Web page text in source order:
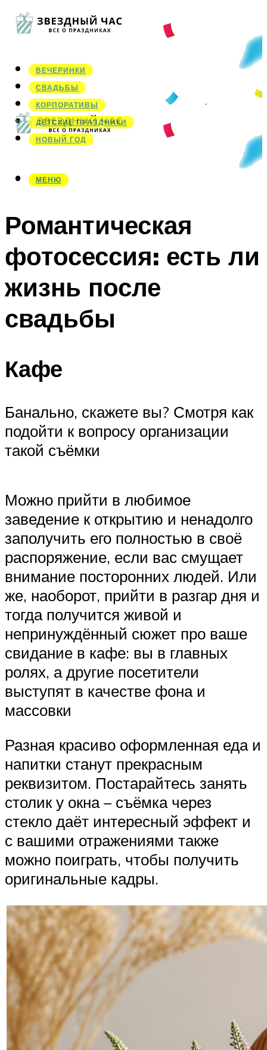
ВЕЧЕРИНКИ
СВАДЬБЫ
КОРПОРАТИВЫ
ДЕТСКИЕ ПРАЗДНИКИ
НОВЫЙ ГОД
МЕНЮ
МЕНЮ
Романтическая
фотосессия: есть ли
жизнь после
свадьбы
Кафе
Банально, скажете вы? Смотря как
подойти к вопросу организации
такой съёмки
Можно прийти в любимое
заведение к открытию и ненадолго
заполучить его полностью в своё
распоряжение, если вас смущает
внимание посторонних людей. Или
же, наоборот, прийти в разгар дня и
тогда получится живой и
непринуждённый сюжет про ваше
свидание в кафе: вы в главных
ролях, а другие посетители
выступят в качестве фона и
массовки
Разная красиво оформленная еда и
напитки станут прекрасным
реквизитом. Постарайтесь занять
столик у окна – съёмка через
стекло даёт интересный эффект и
с вашими отражениями также
можно поиграть, чтобы получить
оригинальные кадры.